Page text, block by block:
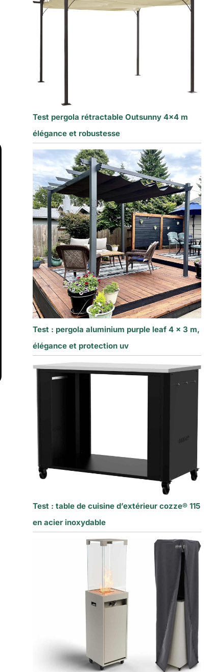
Test pergola rétractable Outsunny 4×4 m
élégance et robustesse
Test : pergola aluminium purple leaf 4 x 3 m,
élégance et protection uv
Test : table de cuisine d’extérieur cozze® 115
en acier inoxydable